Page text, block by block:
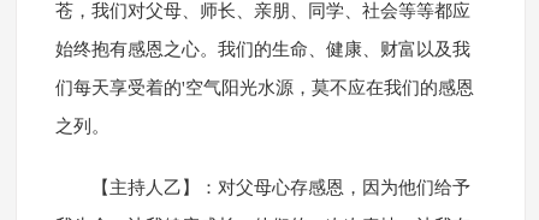
苍，我们对父母、师长、亲朋、同学、社会等等都应
始终抱有感恩之心。我们的生命、健康、财富以及我
们每天享受着的'空气阳光水源，莫不应在我们的感恩
之列。
【主持人乙】：对父母心存感恩，因为他们给予